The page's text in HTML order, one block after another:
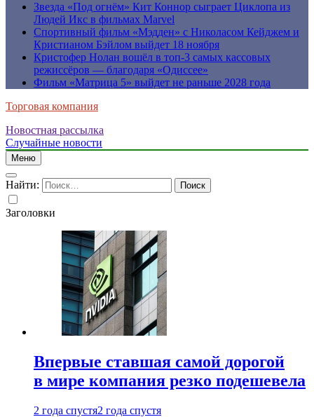
Звезда «Под огнём» Кит Коннор сыграет Циклопа из
Людей Икс в фильмах Marvel
Спортивный фильм «Мэдден» с Николасом Кейджем и
Кристианом Бэйлом выйдет 18 ноября
Кристофер Нолан вошёл в топ-3 самых кассовых
режиссёров — благодаря «Одиссее»
Фильм «Матрица 5» выйдет не раньше 2028 года
Торговая компания
Новостная рассылка
Случайные новости
Меню
Найти:
Заголовки
Впервые ставшая самой дорогой
в мире компания резко подешевела
2 года спустя2 года спустя